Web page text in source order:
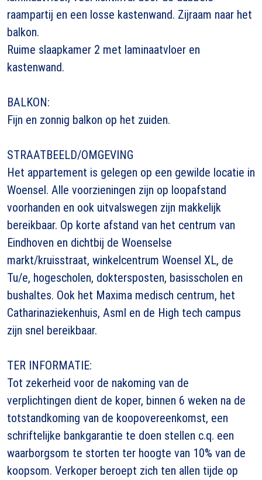
raampartij en een losse kastenwand. Zijraam naar het
balkon.
Ruime slaapkamer 2 met laminaatvloer en
kastenwand.
BALKON:
Fijn en zonnig balkon op het zuiden.
STRAATBEELD/OMGEVING
Het appartement is gelegen op een gewilde locatie in
Woensel. Alle voorzieningen zijn op loopafstand
voorhanden en ook uitvalswegen zijn makkelijk
bereikbaar. Op korte afstand van het centrum van
Eindhoven en dichtbij de Woenselse
markt/kruisstraat, winkelcentrum Woensel XL, de
Tu/e, hogescholen, doktersposten, basisscholen en
bushaltes. Ook het Maxima medisch centrum, het
Catharinaziekenhuis, Asml en de High tech campus
zijn snel bereikbaar.
TER INFORMATIE:
Tot zekerheid voor de nakoming van de
verplichtingen dient de koper, binnen 6 weken na de
totstandkoming van de koopovereenkomst, een
schriftelijke bankgarantie te doen stellen c.q. een
waarborgsom te storten ter hoogte van 10% van de
koopsom. Verkoper beroept zich ten allen tijde op